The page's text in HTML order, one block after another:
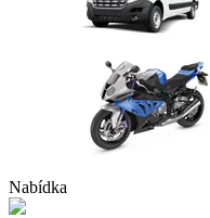
Nabídka